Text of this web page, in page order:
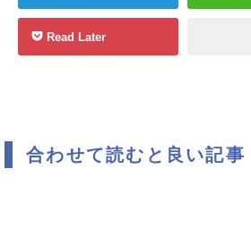
Read Later
合わせて読むと良い記事